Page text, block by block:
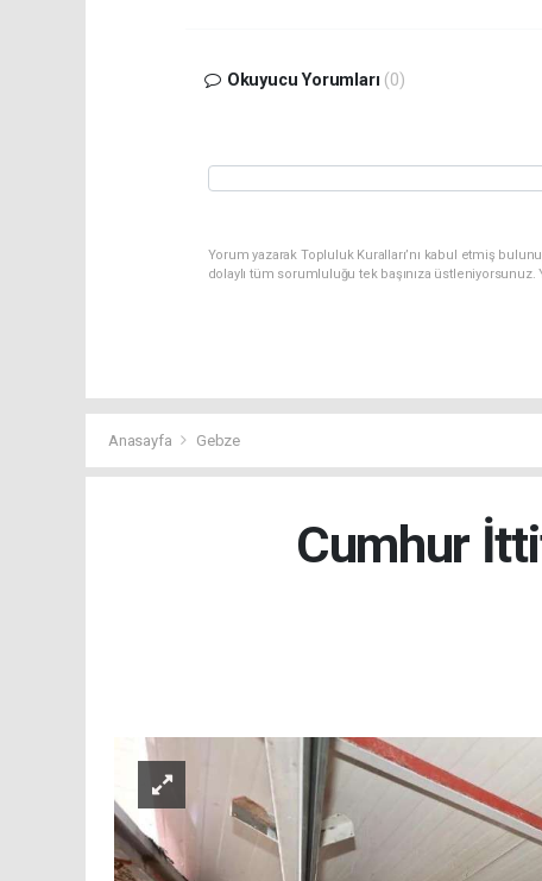
Okuyucu Yorumları (0)
Yorum yazarak Topluluk Kuralları’nı kabul etmiş
dolaylı tüm sorumluluğu tek başınıza
Anasayfa Gebze
Cumhur